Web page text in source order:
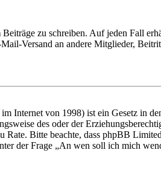
zu schreiben. Auf jeden Fall
Versand an andere Mitglieder,
Internet von 1998) ist ein Gesetz in
des oder der
Bitte beachte, dass phpBB
der Frage „An wen soll ich mich